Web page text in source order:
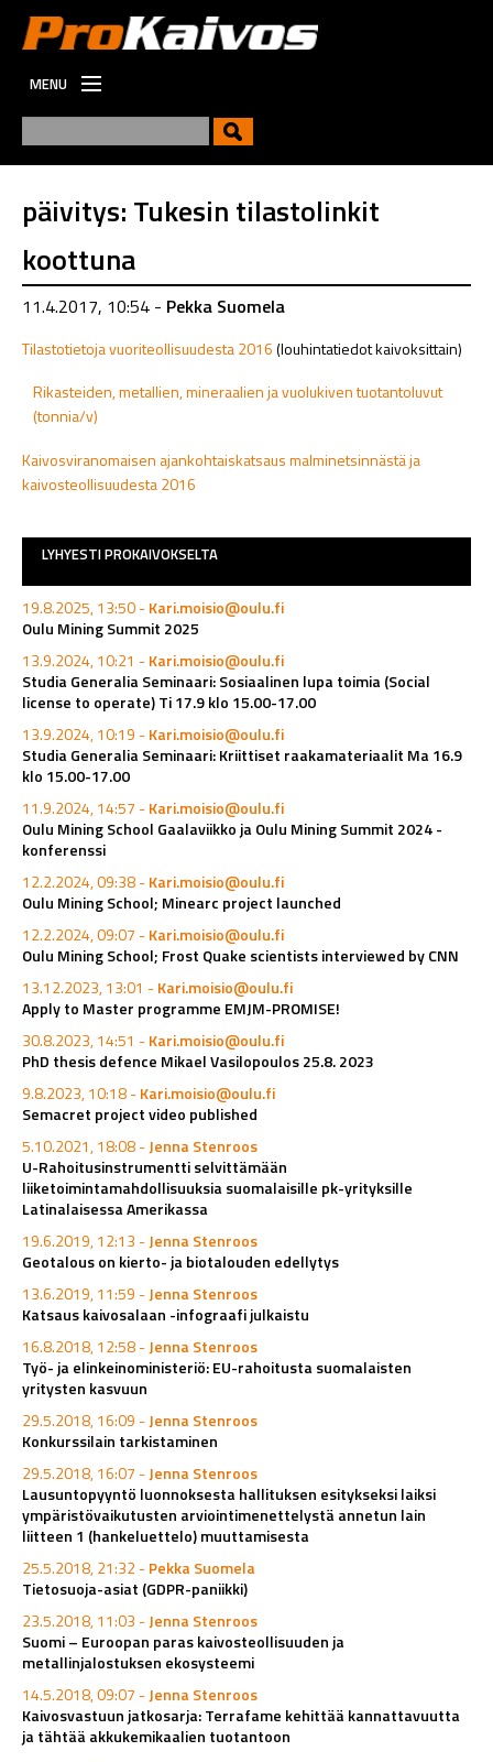
MENU
VIESTINTÄ
TYÖPAIKAT
päivitys: Tukesin tilastolinkit
koottuna
11.4.2017, 10:54 - Pekka Suomela
Tilastotietoja vuoriteollisuudesta 2016(louhintatiedot kaivoksittain)
Rikasteiden, metallien, mineraalien ja vuolukiven tuotantoluvut
(tonnia/v)
Kaivosviranomaisen ajankohtaiskatsaus malminetsinnästä ja
kaivosteollisuudesta 2016
LYHYESTI PROKAIVOKSELTA
19.8.2025, 13:50 -Kari.moisio@oulu.fi
Oulu Mining Summit 2025
13.9.2024, 10:21 -Kari.moisio@oulu.fi
Studia Generalia Seminaari: Sosiaalinen lupa toimia (Social
license to operate) Ti 17.9 klo 15.00-17.00
13.9.2024, 10:19 -Kari.moisio@oulu.fi
Studia Generalia Seminaari: Kriittiset raakamateriaalit Ma 16.9
klo 15.00-17.00
11.9.2024, 14:57 -Kari.moisio@oulu.fi
Oulu Mining School Gaalaviikko ja Oulu Mining Summit 2024 -
konferenssi
12.2.2024, 09:38 -Kari.moisio@oulu.fi
Oulu Mining School; Minearc project launched
12.2.2024, 09:07 -Kari.moisio@oulu.fi
Oulu Mining School; Frost Quake scientists interviewed by CNN
13.12.2023, 13:01 -Kari.moisio@oulu.fi
Apply to Master programme EMJM-PROMISE!
30.8.2023, 14:51 -Kari.moisio@oulu.fi
PhD thesis defence Mikael Vasilopoulos 25.8. 2023
9.8.2023, 10:18 -Kari.moisio@oulu.fi
Semacret project video published
5.10.2021, 18:08 -Jenna Stenroos
U-Rahoitusinstrumentti selvittämään
liiketoimintamahdollisuuksia suomalaisille pk-yrityksille
Latinalaisessa Amerikassa
19.6.2019, 12:13 -Jenna Stenroos
Geotalous on kierto- ja biotalouden edellytys
13.6.2019, 11:59 -Jenna Stenroos
Katsaus kaivosalaan -infograafi julkaistu
16.8.2018, 12:58 -Jenna Stenroos
Työ- ja elinkeinoministeriö: EU-rahoitusta suomalaisten
yritysten kasvuun
29.5.2018, 16:09 -Jenna Stenroos
Konkurssilain tarkistaminen
29.5.2018, 16:07 -Jenna Stenroos
Lausuntopyyntö luonnoksesta hallituksen esitykseksi laiksi
ympäristövaikutusten arviointimenettelystä annetun lain
liitteen 1 (hankeluettelo) muuttamisesta
25.5.2018, 21:32 -Pekka Suomela
Tietosuoja-asiat (GDPR-paniikki)
23.5.2018, 11:03 -Jenna Stenroos
Suomi – Euroopan paras kaivosteollisuuden ja
metallinjalostuksen ekosysteemi
14.5.2018, 09:07 -Jenna Stenroos
Kaivosvastuun jatkosarja: Terrafame kehittää kannattavuutta
ja tähtää akkukemikaalien tuotantoon